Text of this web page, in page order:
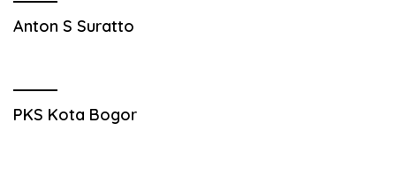
Anton S Suratto
PKS Kota Bogor